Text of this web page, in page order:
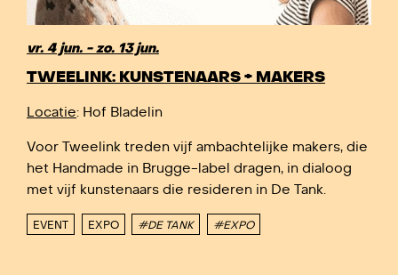
vr. 4 jun. - zo. 13 jun.
TWEELINK: KUNSTENAARS + MAKERS
Locatie: Hof Bladelin
Voor Tweelink treden vijf ambachtelijke makers, die
het Handmade in Brugge-label dragen, in dialoog
met vijf kunstenaars die resideren in De Tank.
EVENT EXPO #DE TANK #EXPO